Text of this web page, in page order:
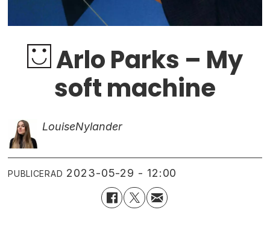
Arlo Parks – My
soft machine
LouiseNylander
PUBLICERAD 2023-05-29 - 12:00